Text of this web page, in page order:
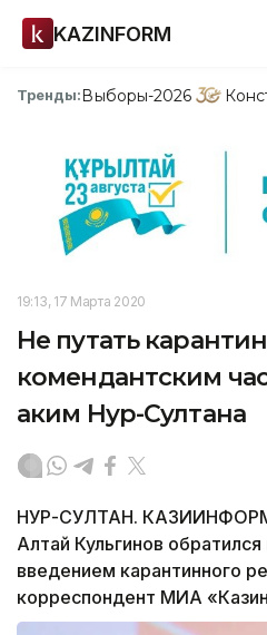
KAZINFORM
Тренды:Выборы-2026
19:13, 17 Марта 2020
Не путать
комендантским
аким Нур-Султана
НУР-СУЛТАН. КАЗИИНФОРМ
Алтай Кульгинов
введением карантинного
корреспондент МИА